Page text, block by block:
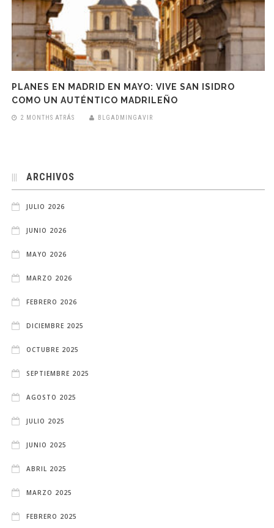
PLANES EN MADRID EN MAYO: VIVE SAN ISIDRO
COMO UN AUTÉNTICO MADRILEÑO
2 MONTHS ATRÁS BLGADMINGAVIR
ARCHIVOS
JULIO 2026
JUNIO 2026
MAYO 2026
MARZO 2026
FEBRERO 2026
DICIEMBRE 2025
OCTUBRE 2025
SEPTIEMBRE 2025
AGOSTO 2025
JULIO 2025
JUNIO 2025
ABRIL 2025
MARZO 2025
FEBRERO 2025